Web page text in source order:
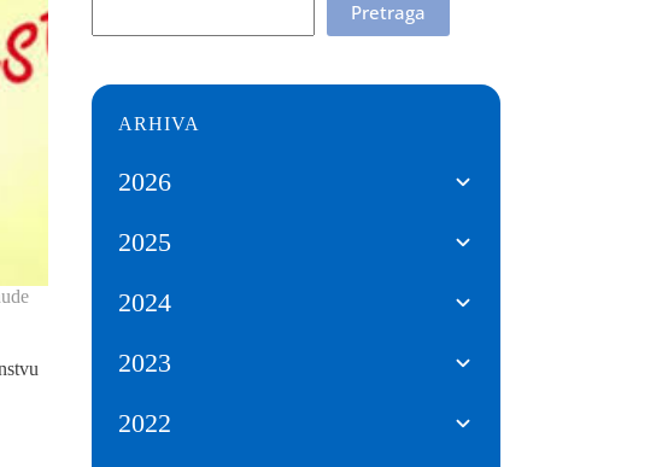
Pretraga
ARHIVA
2026
2025
2024
2023
2022